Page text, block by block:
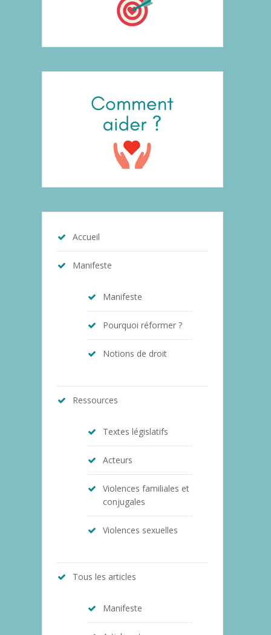
Accueil
Manifeste
Manifeste
Pourquoi réformer ?
Notions de droit
Ressources
Textes législatifs
Acteurs
Violences familiales et
conjugales
Violences sexuelles
Tous les articles
Manifeste